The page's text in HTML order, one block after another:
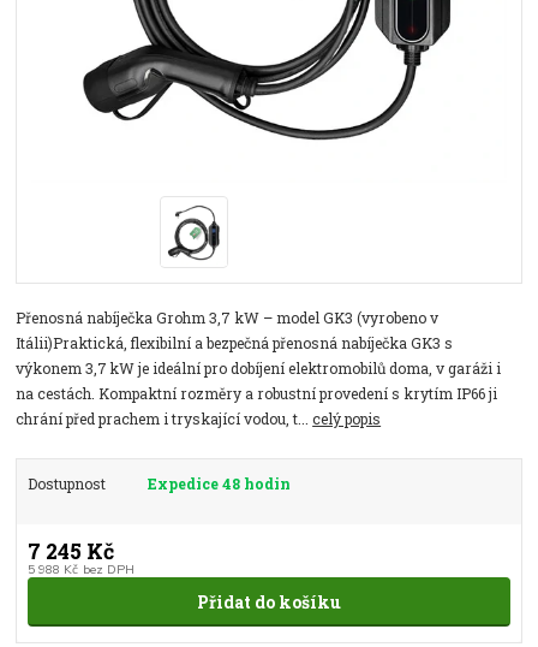
Přenosná nabíječka Grohm 3,7 kW – model GK3 (vyrobeno v
Itálii)Praktická, flexibilní a bezpečná přenosná nabíječka GK3 s
výkonem 3,7 kW je ideální pro dobíjení elektromobilů doma, v garáži i
na cestách. Kompaktní rozměry a robustní provedení s krytím IP66 ji
chrání před prachem i tryskající vodou, t...celý popis
Dostupnost Expedice 48 hodin
7 245 Kč
5 988 Kč bez DPH
Přidat do košíku